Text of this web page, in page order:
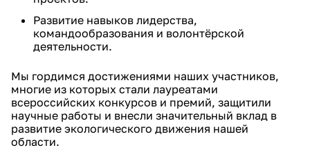
Развитие навыков лидерства,
командообразования и волонтёрской
деятельности.
Мы гордимся достижениями наших участников,
многие из которых стали лауреатами
всероссийских конкурсов и премий, защитили
научные работы и внесли значительный вклад в
развитие экологического движения нашей
области.